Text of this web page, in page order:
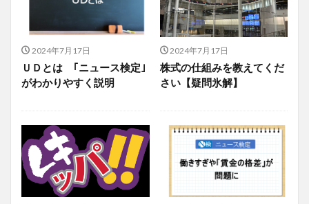
2024年7月17日
ＵＤとは ｢ニュース検定｣
がわかりやすく説明
2024年7月17日
株式の仕組みを教えてくだ
さい【疑問氷解】